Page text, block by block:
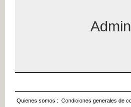
Quienes somos :: Condiciones generales de